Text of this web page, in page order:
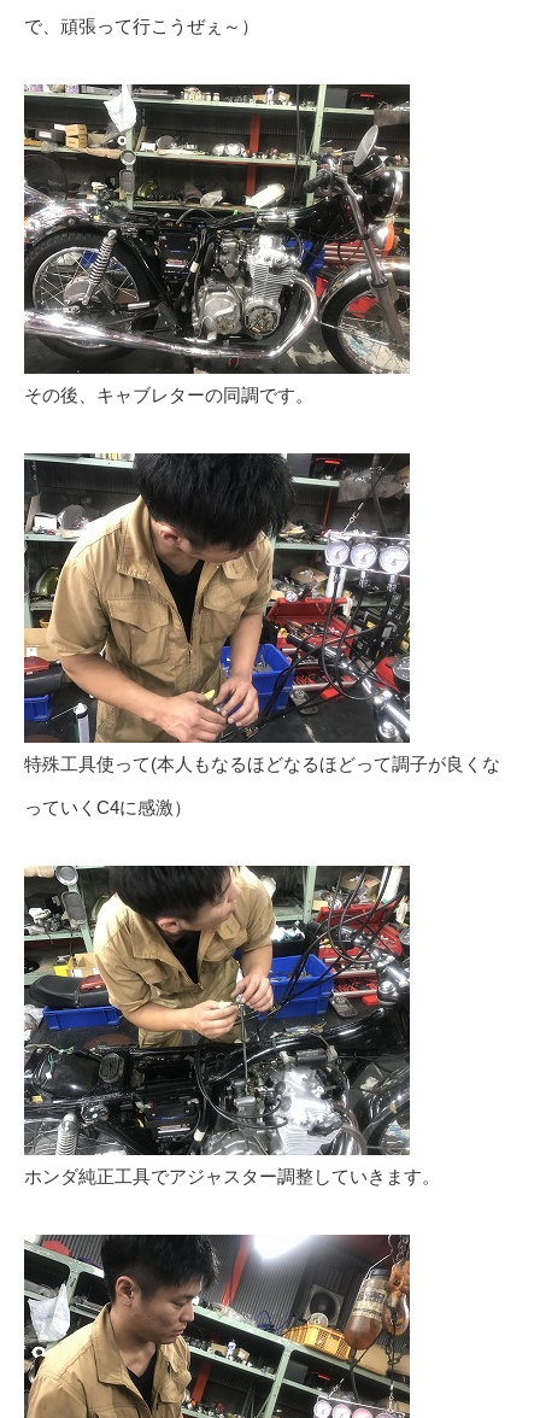
で、頑張って行こうぜぇ～）
その後、キャブレターの同調です。
特殊工具使って(本人もなるほどなるほどって調子が良くな
っていくC4に感激）
ホンダ純正工具でアジャスター調整していきます。